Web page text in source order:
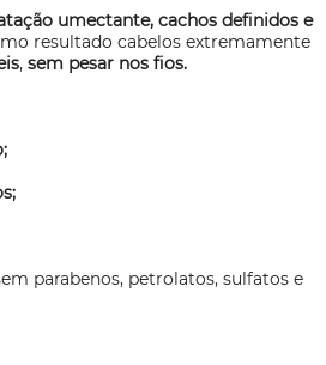
umectante, cachos definidos e
resultado cabelos extremamente
, sem pesar nos fios.
parabenos, petrolatos, sulfatos e